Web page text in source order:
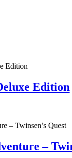
Edition
–